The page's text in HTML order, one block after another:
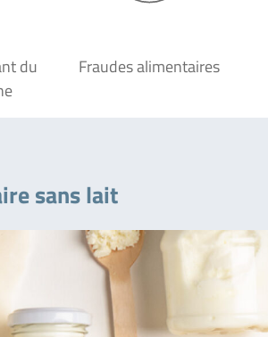
du
Fraudes alimentaires
sans lait